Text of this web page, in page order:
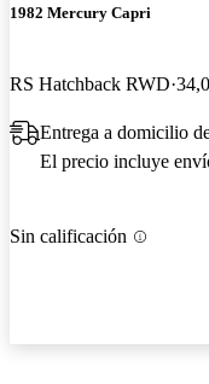
1982 Mercury Capri
RS Hatchback RWD
Entrega a domicilio
El precio incluye
Sin calificación